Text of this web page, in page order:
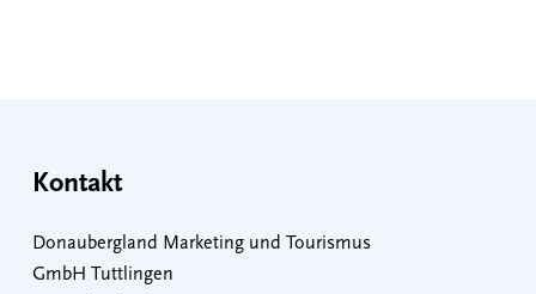
Kontakt
Donaubergland Marketing und Tourismus
GmbH Tuttlingen